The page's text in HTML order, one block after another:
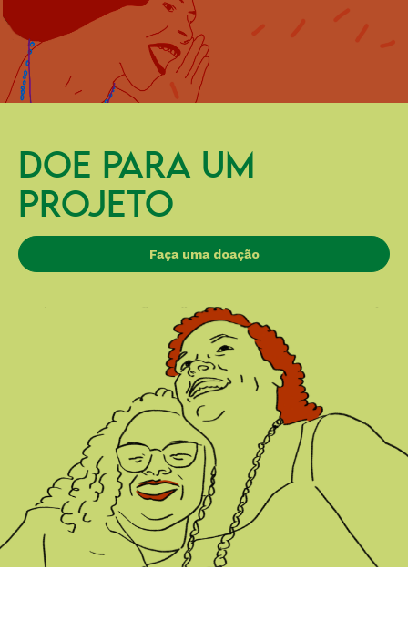
DOE PARA UM
PROJETO
Faça uma doação